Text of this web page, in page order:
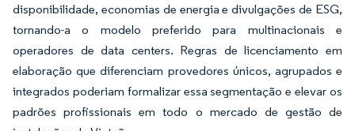
disponibilidade, economias de energia e divulgações de ESG,
tornando-a o modelo preferido para multinacionais e
operadores de data centers. Regras de licenciamento em
elaboração que diferenciam provedores únicos, agrupados e
integrados poderiam formalizar essa segmentação e elevar os
padrões profissionais em todo o mercado de gestão de